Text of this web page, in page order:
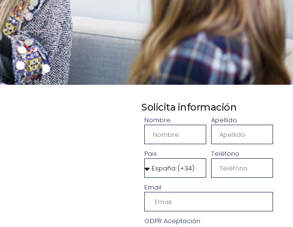
Solicita información
Nombre Apellido
Pais Teléfono
Email
GDPR Aceptación